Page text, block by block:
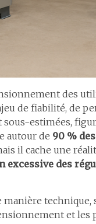
des
de fiabilité, de
estimées,
autour de 90 %
il cache une
des
manière
et